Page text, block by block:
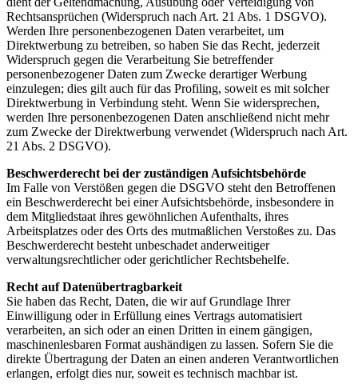
Rechtsansprüchen (Widerspruch nach Art. 21 Abs. 1 DSGVO).
Werden Ihre personenbezogenen Daten verarbeitet, um
Direktwerbung zu betreiben, so haben Sie das Recht, jederzeit
Widerspruch gegen die Verarbeitung Sie betreffender
personenbezogener Daten zum Zwecke derartiger Werbung
einzulegen; dies gilt auch für das Profiling, soweit es mit solcher
Direktwerbung in Verbindung steht. Wenn Sie widersprechen,
werden Ihre personenbezogenen Daten anschließend nicht mehr
zum Zwecke der Direktwerbung verwendet (Widerspruch nach Art.
21 Abs. 2 DSGVO).
Beschwerderecht bei der zuständigen Aufsichtsbehörde
Im Falle von Verstößen gegen die DSGVO steht den Betroffenen
ein Beschwerderecht bei einer Aufsichtsbehörde, insbesondere in
dem Mitgliedstaat ihres gewöhnlichen Aufenthalts, ihres
Arbeitsplatzes oder des Orts des mutmaßlichen Verstoßes zu. Das
Beschwerderecht besteht unbeschadet anderweitiger
verwaltungsrechtlicher oder gerichtlicher Rechtsbehelfe.
Recht auf Datenübertragbarkeit
Sie haben das Recht, Daten, die wir auf Grundlage Ihrer
Einwilligung oder in Erfüllung eines Vertrags automatisiert
verarbeiten, an sich oder an einen Dritten in einem gängigen,
maschinenlesbaren Format aushändigen zu lassen. Sofern Sie die
direkte Übertragung der Daten an einen anderen Verantwortlichen
erlangen, erfolgt dies nur, soweit es technisch machbar ist.